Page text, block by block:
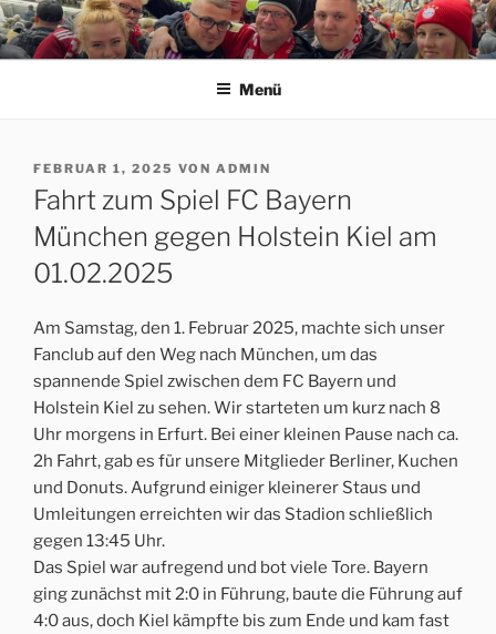
Zum
Inhalt
springenERFORDIA BAVARIA E.V.
Herzlich Willkommen auf der Homepage des Erfurter FC Bayern
Menü
VERÖFFENTLICHT
AM
FEBRUAR 1, 2025 VON ADMIN
Fahrt zum Spiel FC Bayern
München gegen Holstein Kiel am
01.02.2025
Am Samstag, den 1. Februar 2025, machte sich unser
Fanclub auf den Weg nach München, um das
spannende Spiel zwischen dem FC Bayern und
Holstein Kiel zu sehen. Wir starteten um kurz nach 8
Uhr morgens in Erfurt. Bei einer kleinen Pause nach ca.
2h Fahrt, gab es für unsere Mitglieder Berliner, Kuchen
und Donuts. Aufgrund einiger kleinerer Staus und
Umleitungen erreichten wir das Stadion schließlich
gegen 13:45 Uhr.
Das Spiel war aufregend und bot viele Tore. Bayern
ging zunächst mit 2:0 in Führung, baute die Führung auf
4:0 aus, doch Kiel kämpfte bis zum Ende und kam fast